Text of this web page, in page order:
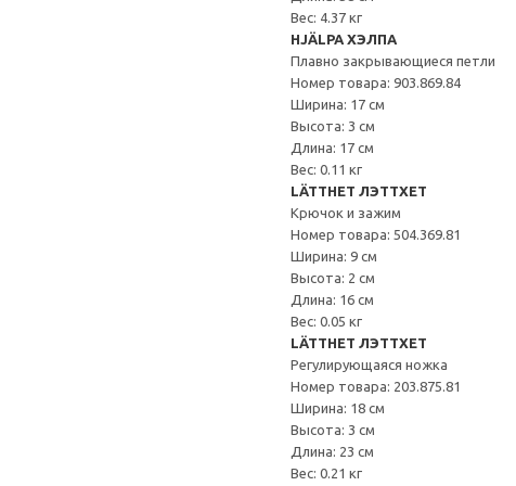
Вес: 4.37 кг
HJÄLPA ХЭЛПА
Плавно закрывающиеся петли
Номер товара: 903.869.84
Ширина: 17 см
Высота: 3 см
Длина: 17 см
Вес: 0.11 кг
LÄTTHET ЛЭТТХЕТ
Крючок и зажим
Номер товара: 504.369.81
Ширина: 9 см
Высота: 2 см
Длина: 16 см
Вес: 0.05 кг
LÄTTHET ЛЭТТХЕТ
Регулирующаяся ножка
Номер товара: 203.875.81
Ширина: 18 см
Высота: 3 см
Длина: 23 см
Вес: 0.21 кг